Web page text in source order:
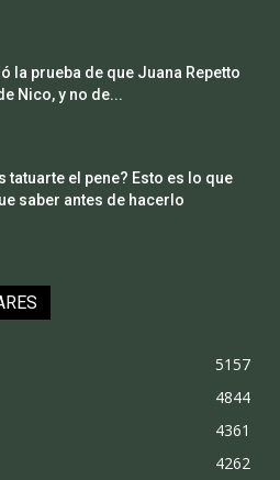
la prueba de que Juana Repetto
Nico, y no de...
tatuarte el pene? Esto es lo que
saber antes de hacerlo
5157
4844
4361
4262